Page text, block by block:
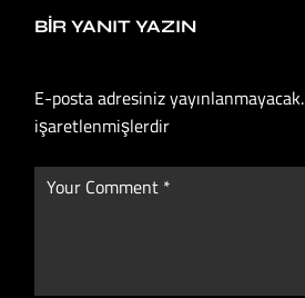
BIR YANIT YAZIN
E-posta adresiniz yayınlanmayacak.
işaretlenmişlerdir